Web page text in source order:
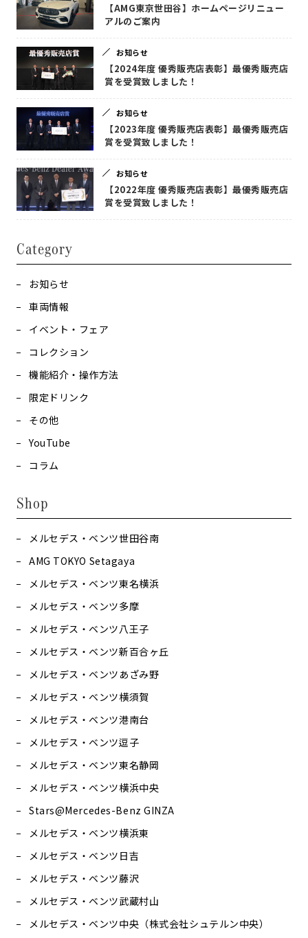
【AMG東京世田谷】ホームページリニュー
アルのご案内
お知らせ
【2024年度 優秀販売店表彰】最優秀販売店
賞を受賞致しました！
お知らせ
【2023年度 優秀販売店表彰】最優秀販売店
賞を受賞致しました！
お知らせ
【2022年度 優秀販売店表彰】最優秀販売店
賞を受賞致しました！
Category
お知らせ
車両情報
イベント・フェア
コレクション
機能紹介・操作方法
限定ドリンク
その他
YouTube
コラム
Shop
メルセデス・ベンツ世田谷南
AMG TOKYO Setagaya
メルセデス・ベンツ東名横浜
メルセデス・ベンツ多摩
メルセデス・ベンツ八王子
メルセデス・ベンツ新百合ヶ丘
メルセデス・ベンツあざみ野
メルセデス・ベンツ横須賀
メルセデス・ベンツ港南台
メルセデス・ベンツ逗子
メルセデス・ベンツ東名静岡
メルセデス・ベンツ横浜中央
Stars@Mercedes-Benz GINZA
メルセデス・ベンツ横浜東
メルセデス・ベンツ日吉
メルセデス・ベンツ藤沢
メルセデス・ベンツ武蔵村山
メルセデス・ベンツ中央（株式会社シュテルン中央）